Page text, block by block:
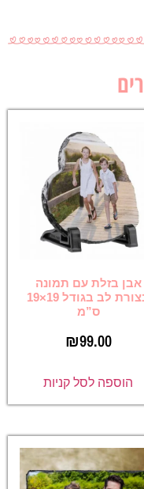
אבן בזלת עם תמונה
בצורת לב בגודל 19×19
ס”מ
₪99.00
הוספה לסל קניות